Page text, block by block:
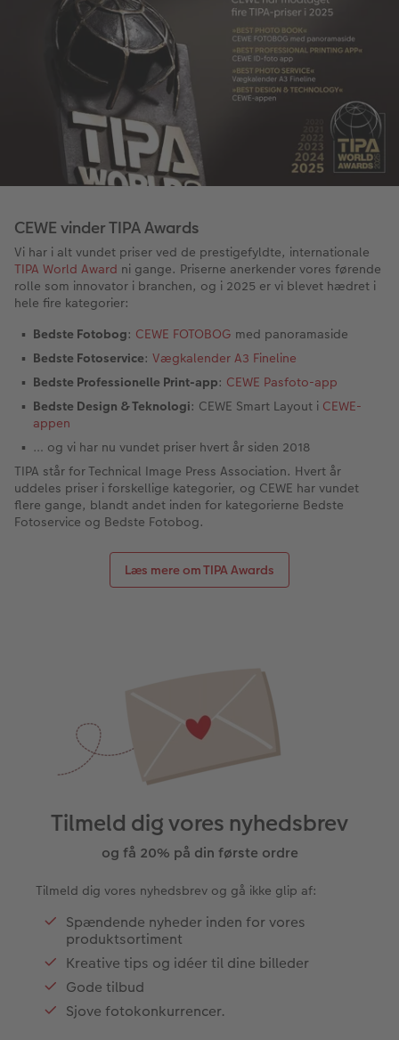
CEWE vinder TIPA Awards
Vi har i alt vundet priser ved de prestigefyldte, internationale
TIPA World Award ni gange. Priserne anerkender vores førende
rolle som innovator i branchen, og i 2025 er vi blevet hædret i
hele fire kategorier:
Bedste Fotobog: CEWE FOTOBOG med panoramaside
Bedste Fotoservice: Vægkalender A3 Fineline
Bedste Professionelle Print-app: CEWE Pasfoto-app
Bedste Design & Teknologi: CEWE Smart Layout i CEWE-
appen
… og vi har nu vundet priser hvert år siden 2018
TIPA står for Technical Image Press Association. Hvert år
uddeles priser i forskellige kategorier, og CEWE har vundet
flere gange, blandt andet inden for kategorierne Bedste
Fotoservice og Bedste Fotobog.
Læs mere om TIPA Awards
Tilmeld dig vores nyhedsbrev
og få 20% på din første ordre
Tilmeld dig vores nyhedsbrev og gå ikke glip af:
Spændende nyheder inden for vores
produktsortiment
Kreative tips og idéer til dine billeder
Gode tilbud
Sjove fotokonkurrencer.